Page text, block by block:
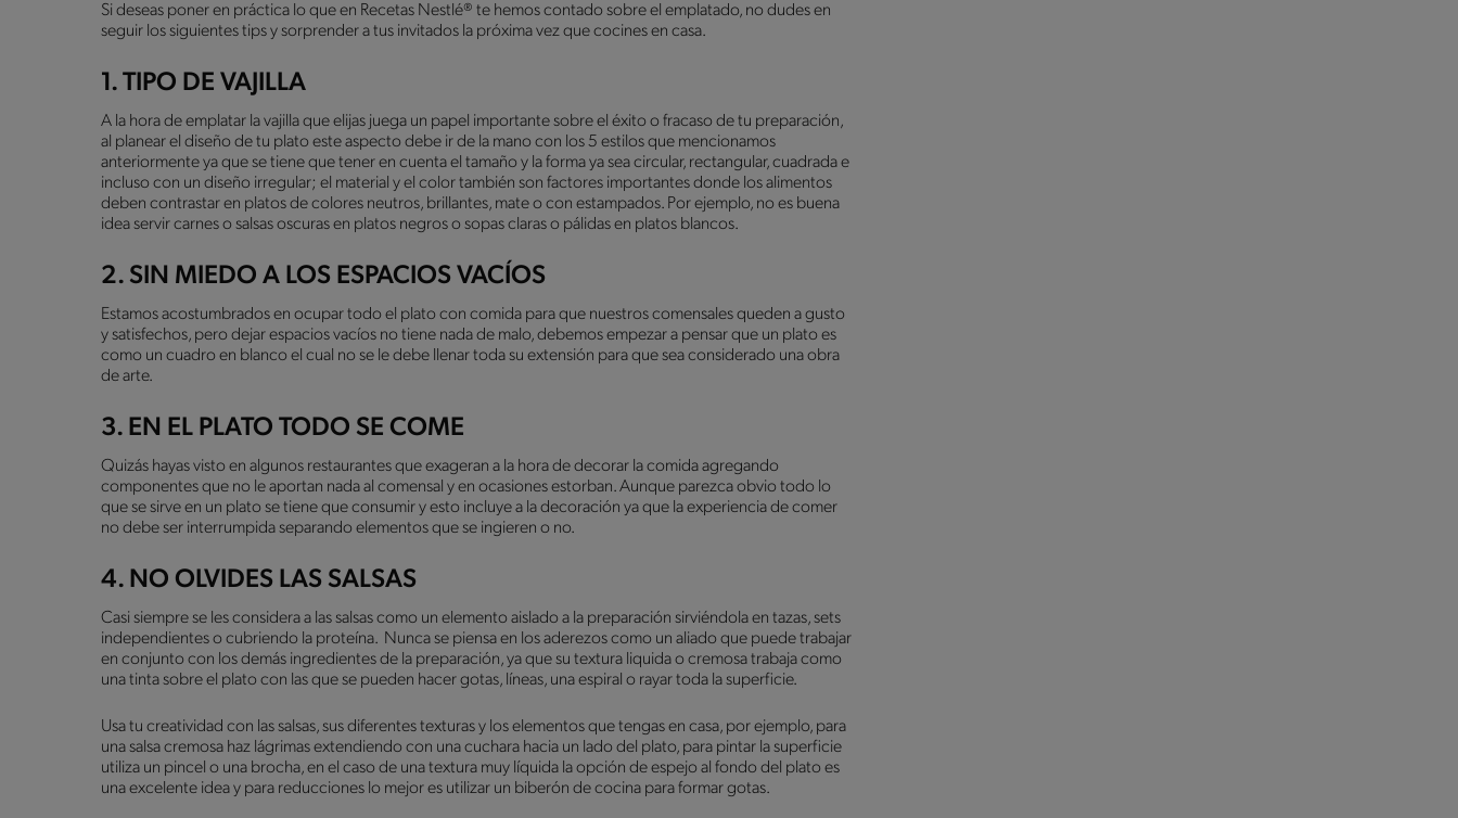
Si deseas poner en práctica lo que en Recetas Nestlé® te hemos contado sobre el emplatado, no dudes en
seguir los siguientes tips y sorprender a tus invitados la próxima vez que cocines en casa.
1. TIPO DE VAJILLA
A la hora de emplatar la vajilla que elijas juega un papel importante sobre el éxito o fracaso de tu preparación,
al planear el diseño de tu plato este aspecto debe ir de la mano con los 5 estilos que mencionamos
anteriormente ya que se tiene que tener en cuenta el tamaño y la forma ya sea circular, rectangular, cuadrada e
incluso con un diseño irregular; el material y el color también son factores importantes donde los alimentos
deben contrastar en platos de colores neutros, brillantes, mate o con estampados. Por ejemplo, no es buena
idea servir carnes o salsas oscuras en platos negros o sopas claras o pálidas en platos blancos.
2. SIN MIEDO A LOS ESPACIOS VACÍOS
Estamos acostumbrados en ocupar todo el plato con comida para que nuestros comensales queden a gusto
y satisfechos, pero dejar espacios vacíos no tiene nada de malo, debemos empezar a pensar que un plato es
como un cuadro en blanco el cual no se le debe llenar toda su extensión para que sea considerado una obra
de arte.
3. EN EL PLATO TODO SE COME
Quizás hayas visto en algunos restaurantes que exageran a la hora de decorar la comida agregando
componentes que no le aportan nada al comensal y en ocasiones estorban. Aunque parezca obvio todo lo
que se sirve en un plato se tiene que consumir y esto incluye a la decoración ya que la experiencia de comer
no debe ser interrumpida separando elementos que se ingieren o no.
4. NO OLVIDES LAS SALSAS
Casi siempre se les considera a las salsas como un elemento aislado a la preparación sirviéndola en tazas, sets
independientes o cubriendo la proteína. Nunca se piensa en los aderezos como un aliado que puede trabajar
en conjunto con los demás ingredientes de la preparación, ya que su textura liquida o cremosa trabaja como
una tinta sobre el plato con las que se pueden hacer gotas, líneas, una espiral o rayar toda la superficie.
Usa tu creatividad con las salsas, sus diferentes texturas y los elementos que tengas en casa, por ejemplo, para
una salsa cremosa haz lágrimas extendiendo con una cuchara hacia un lado del plato, para pintar la superficie
utiliza un pincel o una brocha, en el caso de una textura muy líquida la opción de espejo al fondo del plato es
una excelente idea y para reducciones lo mejor es utilizar un biberón de cocina para formar gotas.